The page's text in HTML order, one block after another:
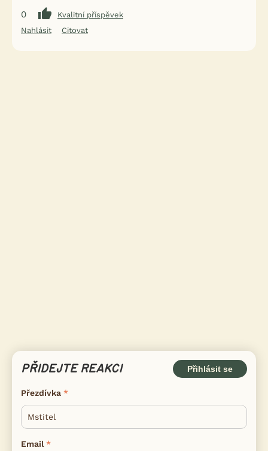
0
Kvalitní příspěvek
Nahlásit
Citovat
PŘIDEJTE REAKCI Přihlásit se
Přezdívka
Email